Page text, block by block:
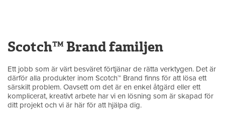
Scotch™ Brand familjen
Ett jobb som är värt besväret förtjänar de rätta verktygen. Det är
därför alla produkter inom Scotch™ Brand finns för att lösa ett
särskilt problem. Oavsett om det är en enkel åtgärd eller ett
komplicerat, kreativt arbete har vi en lösning som är skapad för
ditt projekt och vi är här för att hjälpa dig.